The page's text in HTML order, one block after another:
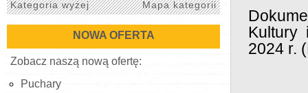
Kategoria wyżej Mapa kategorii
NOWA OFERTA
Zobacz naszą nową ofertę:
Puchary
Kultury
2024 r.